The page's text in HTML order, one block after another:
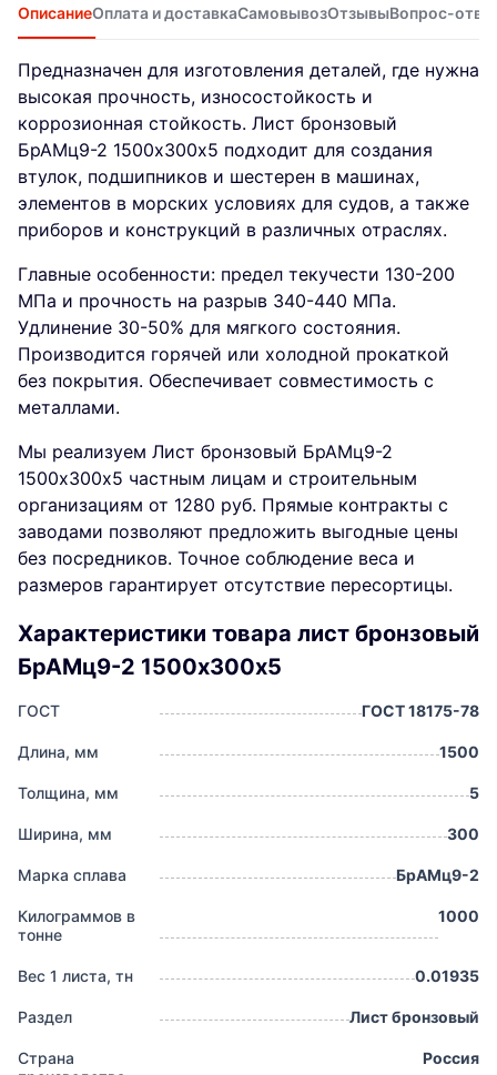
ОписаниеОплата и доставкаСамовывозОтзывыВопрос-
Предназначен для изготовления деталей, где нужна
высокая прочность, износостойкость и
коррозионная стойкость. Лист бронзовый
БрАМц9-2 1500х300х5 подходит для создания
втулок, подшипников и шестерен в машинах,
элементов в морских условиях для судов, а также
приборов и конструкций в различных отраслях.
Главные особенности: предел текучести 130-200
МПа и прочность на разрыв 340-440 МПа.
Удлинение 30-50% для мягкого состояния.
Производится горячей или холодной прокаткой
без покрытия. Обеспечивает совместимость с
металлами.
Мы реализуем Лист бронзовый БрАМц9-2
1500х300х5 частным лицам и строительным
организациям от 1280 руб. Прямые контракты с
заводами позволяют предложить выгодные цены
без посредников. Точное соблюдение веса и
размеров гарантирует отсутствие пересортицы.
Характеристики товара лист бронзовый
БрАМц9-2 1500х300х5
ГОСТ ГОСТ 18175-78
Длина, мм 1500
Толщина, мм 5
Ширина, мм 300
Марка сплава БрАМц9-2
Килограммов в
тонне
1000
Вес 1 листа, тн 0.01935
Раздел Лист бронзовый
Страна
Россия